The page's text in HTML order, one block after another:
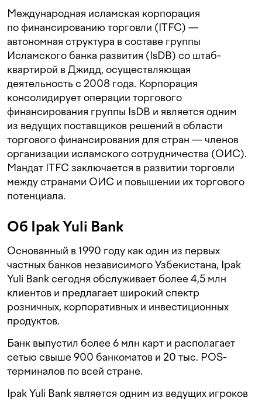
Международная исламская корпорация
по финансированию торговли (ITFC) —
автономная структура в составе группы
Исламского банка развития (IsDB) со штаб-
квартирой в Джидд, осуществляющая
деятельность с 2008 года. Корпорация
консолидирует операции торгового
финансирования группы IsDB и является одним
из ведущих поставщиков решений в области
торгового финансирования для стран — членов
организации исламского сотрудничества (ОИС).
Мандат ITFC заключается в развитии торговли
между странами ОИС и повышении их торгового
потенциала.
Об Ipak Yuli Bank
Основанный в 1990 году как один из первых
частных банков независимого Узбекистана, Ipak
Yuli Bank сегодня обслуживает более 4,5 млн
клиентов и предлагает широкий спектр
розничных, корпоративных и инвестиционных
продуктов.
Банк выпустил более 6 млн карт и располагает
сетью свыше 900 банкоматов и 20 тыс. POS-
терминалов по всей стране.
Ipak Yuli Bank является одним из ведущих игроков